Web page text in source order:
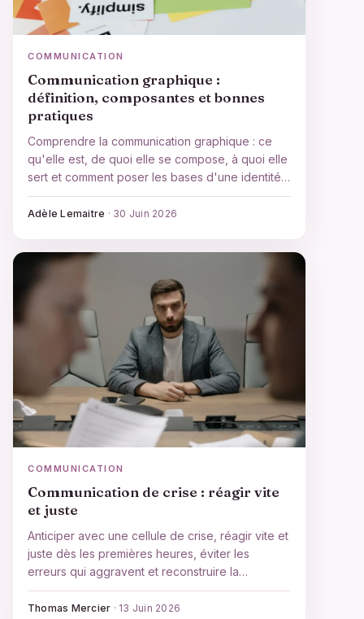
COMMUNICATION
Communication graphique :
définition, composantes et bonnes
pratiques
Comprendre la communication graphique : ce
qu'elle est, de quoi elle se compose, à quoi elle
sert et comment poser les bases d'une identité
visuelle cohérente.
Adèle Lemaitre · 30 Juin 2026
COMMUNICATION
Communication de crise : réagir vite
et juste
Anticiper avec une cellule de crise, réagir vite et
juste dès les premières heures, éviter les
erreurs qui aggravent et reconstruire la
confiance : la méthode complète de
communication de crise.
Thomas Mercier · 13 Juin 2026